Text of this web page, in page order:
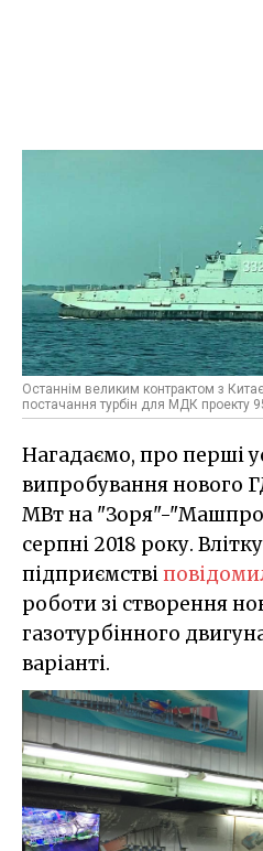
Останнім великим контрактом з
постачання турбін для МДК проекту
Нагадаємо, про перші
випробування нового
МВт на "Зоря"-
серпні 2018 року.
підприємстві
роботи зі створення
газотурбінного
варіанті.